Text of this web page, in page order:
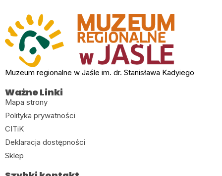
Muzeum regionalne w Jaśle im. dr. Stanisława Kadyiego
Ważne Linki
Mapa strony
Polityka prywatności
CITiK
Deklaracja dostępności
Sklep